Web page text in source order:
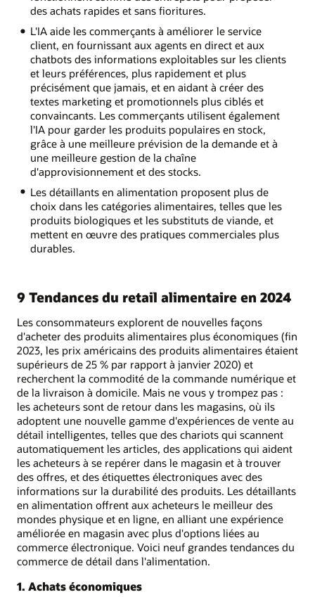
des achats rapides et sans fioritures.
L'IA aide les commerçants à améliorer le service
client, en fournissant aux agents en direct et aux
chatbots des informations exploitables sur les clients
et leurs préférences, plus rapidement et plus
précisément que jamais, et en aidant à créer des
textes marketing et promotionnels plus ciblés et
convaincants. Les commerçants utilisent également
l'IA pour garder les produits populaires en stock,
grâce à une meilleure prévision de la demande et à
une meilleure gestion de la chaîne
d'approvisionnement et des stocks.
Les détaillants en alimentation proposent plus de
choix dans les catégories alimentaires, telles que les
produits biologiques et les substituts de viande, et
mettent en œuvre des pratiques commerciales plus
durables.
9 Tendances du retail alimentaire en 2024
Les consommateurs explorent de nouvelles façons
d'acheter des produits alimentaires plus économiques (fin
2023, les prix américains des produits alimentaires étaient
supérieurs de 25 % par rapport à janvier 2020) et
recherchent la commodité de la commande numérique et
de la livraison à domicile. Mais ne vous y trompez pas :
les acheteurs sont de retour dans les magasins, où ils
adoptent une nouvelle gamme d'expériences de vente au
détail intelligentes, telles que des chariots qui scannent
automatiquement les articles, des applications qui aident
les acheteurs à se repérer dans le magasin et à trouver
des offres, et des étiquettes électroniques avec des
informations sur la durabilité des produits. Les détaillants
en alimentation offrent aux acheteurs le meilleur des
mondes physique et en ligne, en alliant une expérience
améliorée en magasin avec plus d'options liées au
commerce électronique. Voici neuf grandes tendances du
commerce de détail dans l'alimentation.
1. Achats économiques